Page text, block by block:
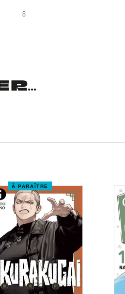
8
À PARAÎTRE